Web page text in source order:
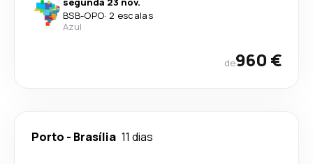
BSB-OPO· 2 escalas
Azul
de960 €
Porto - Brasília 11 dias